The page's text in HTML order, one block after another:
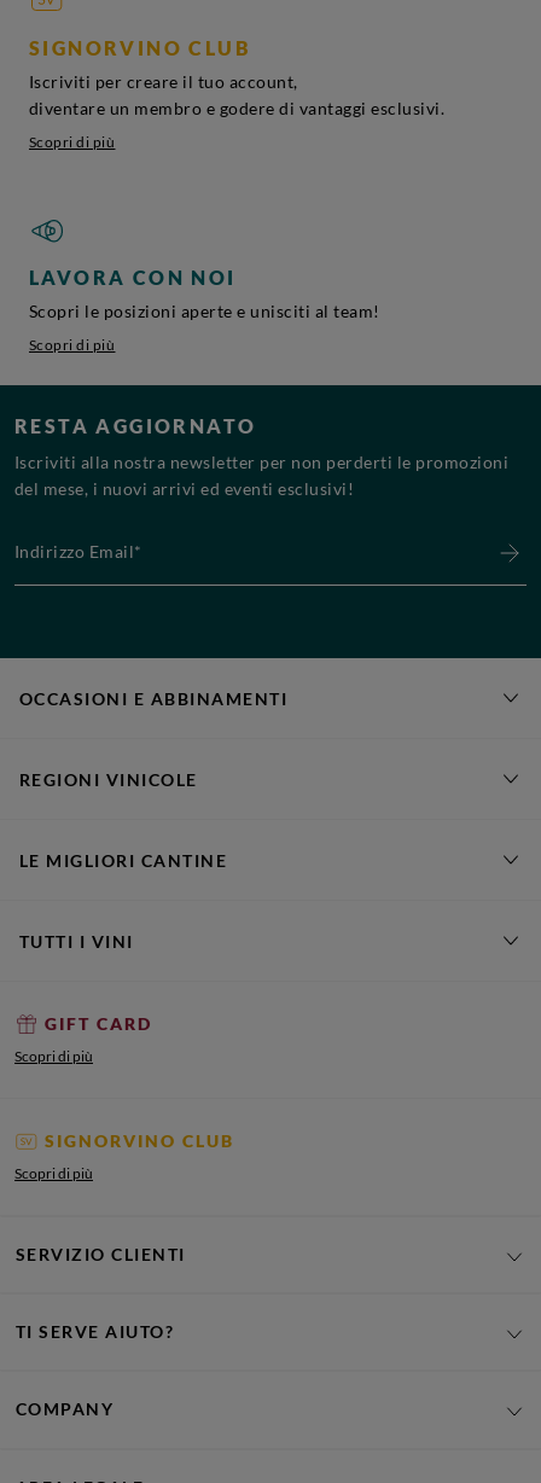
SIGNORVINO CLUB
Iscriviti per creare il tuo account,
diventare un membro e godere di vantaggi esclusivi.
Scopri di più
LAVORA CON NOI
Scopri le posizioni aperte e unisciti al team!
Scopri di più
RESTA AGGIORNATO
Iscriviti alla nostra newsletter per non perderti le promozioni
del mese, i nuovi arrivi ed eventi esclusivi!
OCCASIONI E ABBINAMENTI
REGIONI VINICOLE
LE MIGLIORI CANTINE
TUTTI I VINI
GIFT CARD
Scopri di più
SIGNORVINO CLUB
Scopri di più
SERVIZIO CLIENTI
TI SERVE AIUTO?
COMPANY